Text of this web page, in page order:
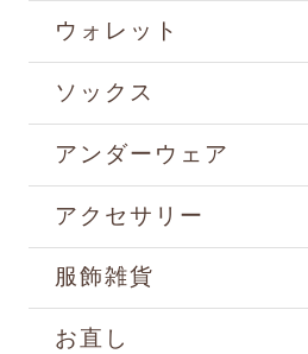
ウォレット
ソックス
アンダーウェア
アクセサリー
服飾雑貨
お直し